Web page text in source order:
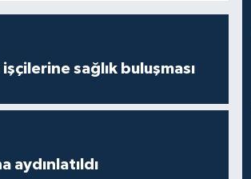
sağlık buluşması
aydınlatıldı